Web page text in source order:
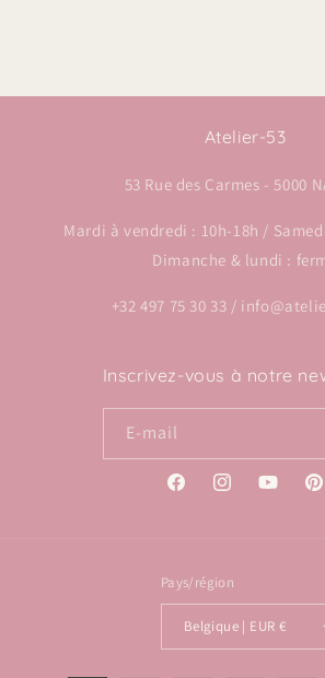
Atelier-53
53 Rue des Carmes - 5000
Mardi à vendredi : 10h-18h /
Dimanche & lundi :
+32 497 75 30 33 /
Inscrivez-vous à notre
E-mail
FacebookInstagramYouTube
Pays/région
Belgique | EUR €